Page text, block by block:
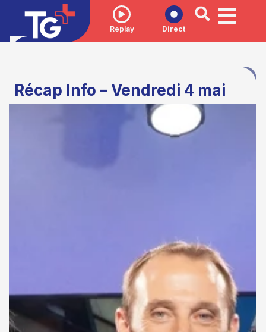
Replay Direct
Récap Info – Vendredi 4 mai